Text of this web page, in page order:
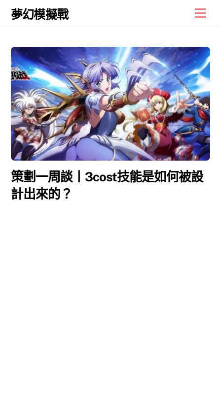
Skip
夢幻模擬戰
策劃一周談丨3cost技能是如何被設
計出來的？